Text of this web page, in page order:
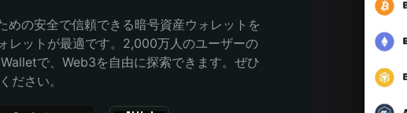
めの安全で信頼できる暗号資産ウォレットを
レットが最適です。2,000万人のユーザーの
で、Web3を自由に探索できます。ぜひ
ださい。